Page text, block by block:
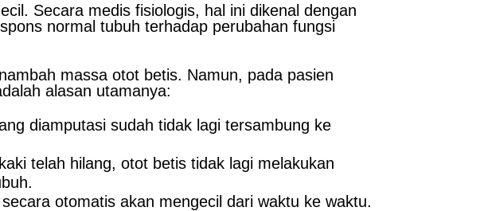
Secara medis fisiologis, hal ini dikenal dengan
normal tubuh terhadap perubahan fungsi
massa otot betis. Namun, pada pasien
alasan utamanya:
diamputasi sudah tidak lagi tersambung ke
telah hilang, otot betis tidak lagi melakukan
otomatis akan mengecil dari waktu ke waktu.